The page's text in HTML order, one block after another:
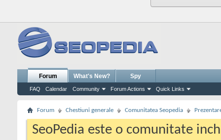
Forum
FAQ Calendar Community Forum Actions Quick Links
What's New? Spy
Forum Chestiuni generale Comunitatea Seopedia
SeoPedia este o comunitate